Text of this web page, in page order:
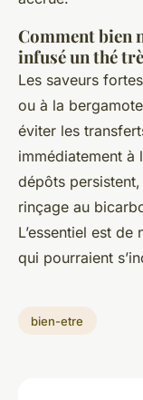
Comment bien
infusé un thé
Les saveurs
ou à la
éviter les
immédiatement à
dépôts
rinçage au
L’essentiel est
qui pourraient
bien-etre